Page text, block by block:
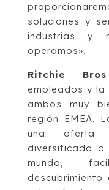
soluciones y
industrias y
operamos».
Ritchie Bros
empleados y la
ambos muy
región EMEA.
una oferta
diversificada
mundo,